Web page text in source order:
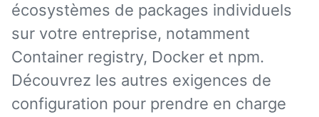
écosystèmes de packages individuels
sur votre entreprise, notamment
Container registry, Docker et npm.
Découvrez les autres exigences de
configuration pour prendre en charge